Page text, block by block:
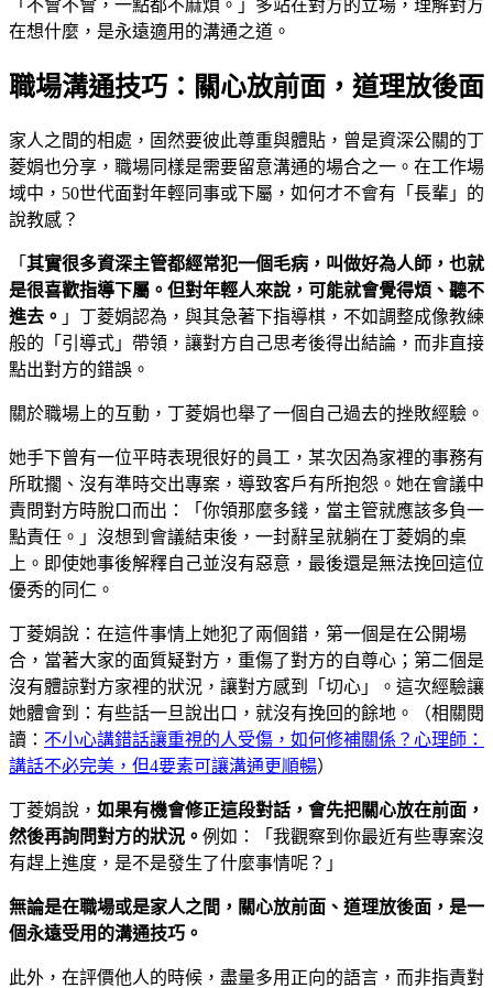
「不會不會，一點都不麻煩。」多站在對方的立場，理解對方
在想什麼，是永遠適用的溝通之道。
職場溝通技巧：關心放前面，道理放後面
家人之間的相處，固然要彼此尊重與體貼，曾是資深公關的丁
菱娟也分享，職場同樣是需要留意溝通的場合之一。在工作場
域中，50世代面對年輕同事或下屬，如何才不會有「長輩」的
說教感？
「 其實很多資深主管都經常犯一個毛病，叫做好為人師，也就
是很喜歡指導下屬。但對年輕人來說，可能就會覺得煩、聽不
進去。 」丁菱娟認為，與其急著下指導棋，不如調整成像教練
般的「引導式」帶領，讓對方自己思考後得出結論，而非直接
點出對方的錯誤。
關於職場上的互動，丁菱娟也舉了一個自己過去的挫敗經驗。
她手下曾有一位平時表現很好的員工，某次因為家裡的事務有
所耽擱、沒有準時交出專案，導致客戶有所抱怨。她在會議中
責問對方時脫口而出：「你領那麼多錢，當主管就應該多負一
點責任。」沒想到會議結束後，一封辭呈就躺在丁菱娟的桌
上。即使她事後解釋自己並沒有惡意，最後還是無法挽回這位
優秀的同仁。
丁菱娟說：在這件事情上她犯了兩個錯，第一個是在公開場
合，當著大家的面質疑對方，重傷了對方的自尊心；第二個是
沒有體諒對方家裡的狀況，讓對方感到「切心」。這次經驗讓
她體會到：有些話一旦說出口，就沒有挽回的餘地。（相關閱
讀： 不小心講錯話讓重視的人受傷，如何修補關係？心理師：
講話不必完美，但4要素可讓溝通更順暢）
丁菱娟說， 如果有機會修正這段對話，會先把關心放在前面，
然後再詢問對方的狀況。 例如：「我觀察到你最近有些專案沒
有趕上進度，是不是發生了什麼事情呢？」
無論是在職場或是家人之間，關心放前面、道理放後面，是一
個永遠受用的溝通技巧。
此外，在評價他人的時候，盡量多用正向的語言，而非指責對